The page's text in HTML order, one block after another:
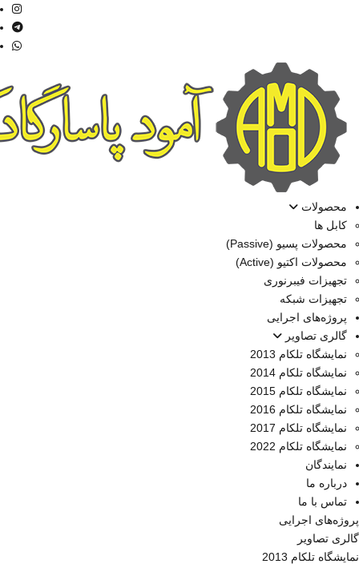
محصولات
کابل ها
محصولات پسیو (Passive)
محصولات اکتیو (Active)
تجهیزات فیبرنوری
تجهیزات شبکه
پروژه‌های اجرایی
گالری تصاویر
نمایشگاه تلکام 2013
نمایشگاه تلکام 2014
نمایشگاه تلکام 2015
نمایشگاه تلکام 2016
نمایشگاه تلکام 2017
نمایشگاه تلکام 2022
نمایندگان
درباره ما
تماس با ما
پروژه‌های اجرایی
گالری تصاویر
نمایشگاه تلکام 2013